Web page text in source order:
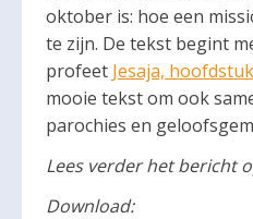
oktober is: hoe een
te zijn. De tekst begint
profeet Jesaja,
mooie tekst om ook
parochies en
Lees verder het bericht
Download: